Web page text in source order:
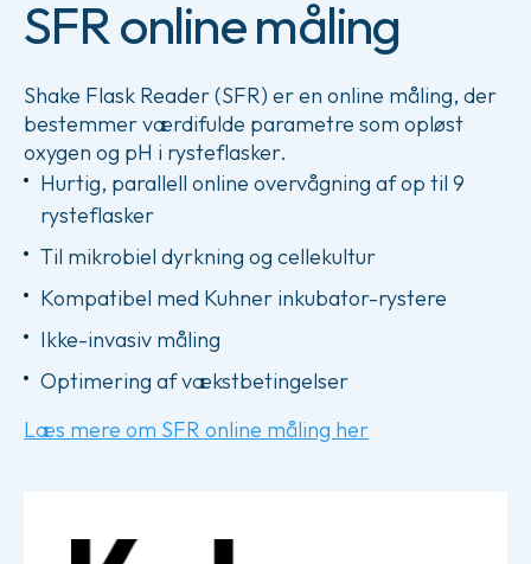
SFR online måling
Shake Flask Reader (SFR) er en online måling, der
bestemmer værdifulde parametre som opløst
oxygen og pH i rysteflasker.
Hurtig, parallell online overvågning af op til 9
rysteflasker
Til mikrobiel dyrkning og cellekultur
Kompatibel med Kuhner inkubator-rystere
Ikke-invasiv måling
Optimering af vækstbetingelser
Læs mere om SFR online måling her